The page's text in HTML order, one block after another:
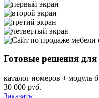
Готовые решения для
каталог номеров + модуль
30 000 руб.
Заказать